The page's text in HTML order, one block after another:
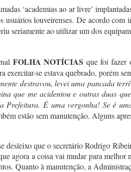
‘academias ao ar livre’
usuários louveirenses. De acordo com
seriamente ao utilizar um dos
FOLHA NOTÍCIAS que foi fazer
exercitar-se estava quebrado, porém
destravou, levei uma pancada
que me acidentou e outras duas
Prefeitura. É uma vergonha! Se é
estão sem manutenção. Alguns
desleixo que o secretário Rodrigo
agora a coisa vai mudar para
Quanto à manutenção, a